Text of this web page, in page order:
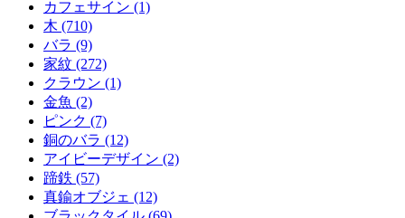
カフェサイン (1)
木 (710)
バラ (9)
家紋 (272)
クラウン (1)
金魚 (2)
ピンク (7)
銅のバラ (12)
アイビーデザイン (2)
蹄鉄 (57)
真鍮オブジェ (12)